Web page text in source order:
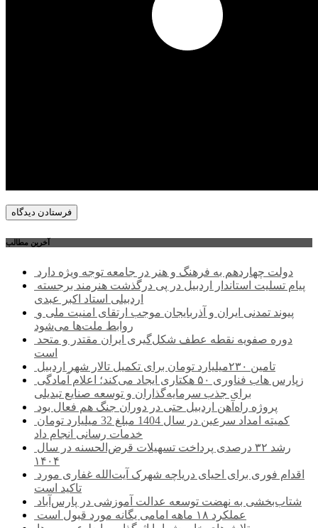
آخرین مطالب
دولت چهاردهم به فرهنگ و هنر در جامعه توجه ویژه دارد
اردبیلی استاد اکبر عبدی
روابط ملت‌ها می‌شود
است
تامین ۲۳۰میلیارد تومان برای تکمیل تالار شهر اردبیل
برای جذب سرمایه‌گذاران و توسعه صنایع تبدیلی
پروژه راه‌آهن اردبیل حتی در دوران جنگ هم فعال بود
خدمات رسانی انجام داد
۱۴۰۴
تاکید است
شتاب‌بخشی به نهضت توسعه عدالت آموزشی در پارس‌آباد
عملکرد ۱۸ ماهه امامی یگانه مورد قبول است